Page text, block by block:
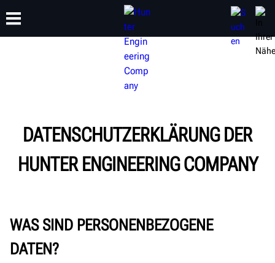
SCHULUNG
DATENSCHUTZERKLÄRUNG DER
HUNTER ENGINEERING COMPANY
WAS SIND PERSONENBEZOGENE
DATEN?